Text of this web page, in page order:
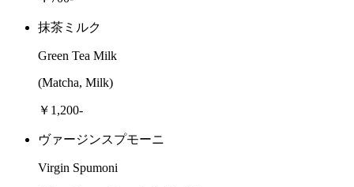
抹茶ミルク
Green Tea Milk
(Matcha, Milk)
￥1,200-
ヴァージンスプモーニ
Virgin Spumoni